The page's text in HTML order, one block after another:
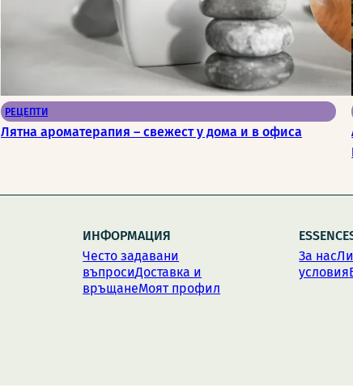
РЕЦЕПТИ
Лятна ароматерапия – свежест у дома и в офиса
ИНФОРМАЦИЯ
Често задавани
въпросиДоставка и
връщанеМоят профил
За нас
условия